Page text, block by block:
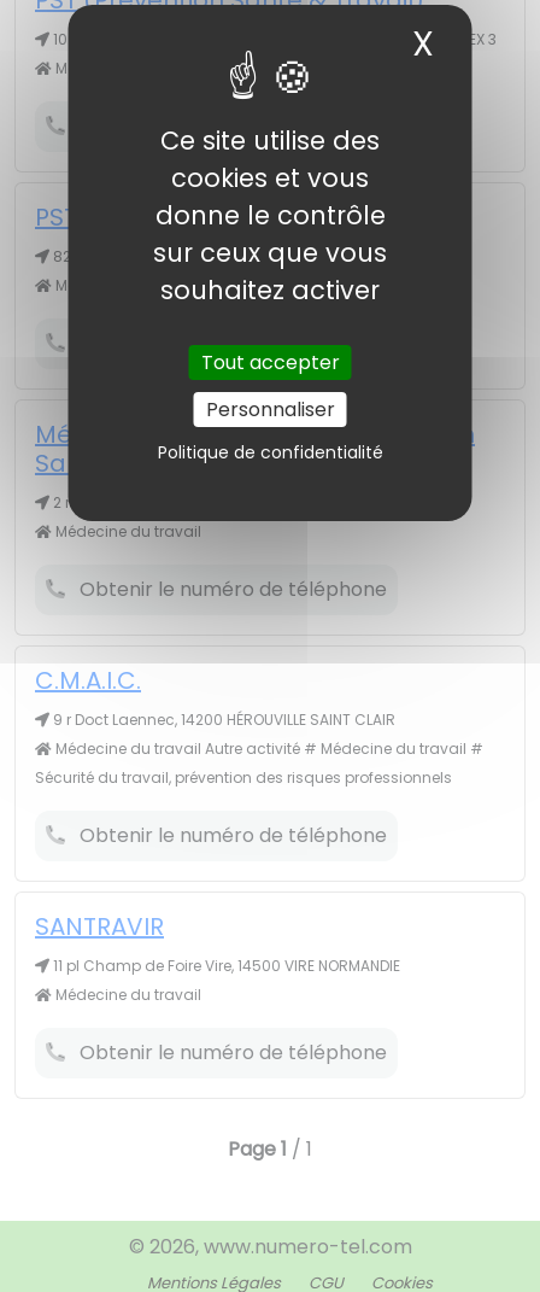
Ce site utilise des
cookies et vous
donne le contrôle
sur ceux que vous
souhaitez activer
Tout accepter
Personnaliser
Politique de confidentialité
X
10 av 43eme Régiment Artillerie CS61052, 14020 CAEN CEDEX 3
Médecine du travail
Obtenir le numéro de téléphone
PST (Prévention Santé & Travail)
82 bd Dunois, 14000 CAEN
Médecine du travail
Obtenir le numéro de téléphone
Médecine du Travail PST (Prévention
Santé & Travail)
2 r de la Résistance, 14700 FALAISE
Médecine du travail
Obtenir le numéro de téléphone
C.M.A.I.C.
9 r Doct Laennec, 14200 HÉROUVILLE SAINT CLAIR
Médecine du travail Autre activité # Médecine du travail #
Sécurité du travail, prévention des risques professionnels
Obtenir le numéro de téléphone
SANTRAVIR
11 pl Champ de Foire Vire, 14500 VIRE NORMANDIE
Médecine du travail
Obtenir le numéro de téléphone
Page1 / 1
© 2026, www.numero-tel.com
Mentions Légales CGU Cookies